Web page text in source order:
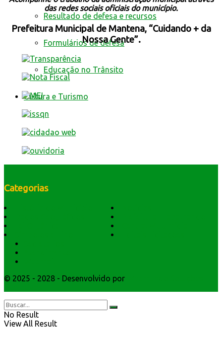
Resultado de defesa e recursos
Formulários de defesa
Educação no Trânsito
Cultura e Turismo
das redes sociais oficiais do município.
Prefeitura Municipal de Mantena, “Cuidando + da
Nossa Gente”.
Categorias
© 2025 - 2028 - Desenvolvido por
No Result
View All Result